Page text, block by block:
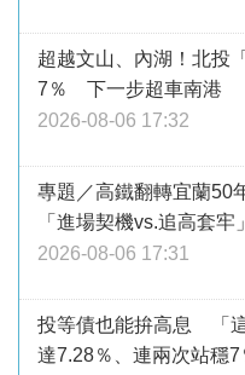
超越文山、內湖！北投
7％ 下一步超車南港
2026-08-06 17:32
專題／高鐵翻轉宜蘭50
「進場契機vs.追高套牢
2026-08-06 17:31
投等債也能拚高息 「
達7.28％、連兩次站穩7